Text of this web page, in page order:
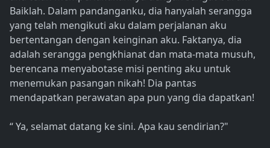
Baiklah. Dalam pandanganku, dia hanyalah serangga
yang telah mengikuti aku dalam perjalanan aku
bertentangan dengan keinginan aku. Faktanya, dia
adalah serangga pengkhianat dan mata-mata musuh,
berencana menyabotase misi penting aku untuk
menemukan pasangan nikah! Dia pantas
mendapatkan perawatan apa pun yang dia dapatkan!
“ Ya, selamat datang ke sini. Apa kau sendirian?"